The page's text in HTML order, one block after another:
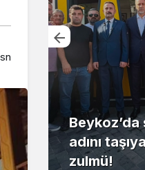
adını
zulmü!